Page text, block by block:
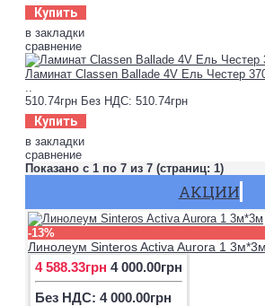
Купить
в закладки
сравнение
Ламинат Classen Ballade 4V Ель Честер
510.74грн Без НДС: 510.74грн
Купить
в закладки
сравнение
Показано с 1 по 7 из 7 (страниц: 1)
АКЦИИ
-13%
Линолеум Sinteros Activa Aurora 1 3м*3м
4 588.33грн 4 000.00грн
Без НДС: 4 000.00грн